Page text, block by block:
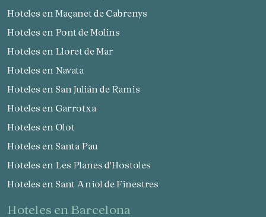
Hoteles en Maçanet de Cabrenys
Hoteles en Pont de Molins
Hoteles en Lloret de Mar
Hoteles en Navata
Hoteles en San Julián de Ramis
Hoteles en Garrotxa
Hoteles en Olot
Hoteles en Santa Pau
Hoteles en Les Planes d'Hostoles
Hoteles en Sant Aniol de Finestres
hoteles en Barcelona